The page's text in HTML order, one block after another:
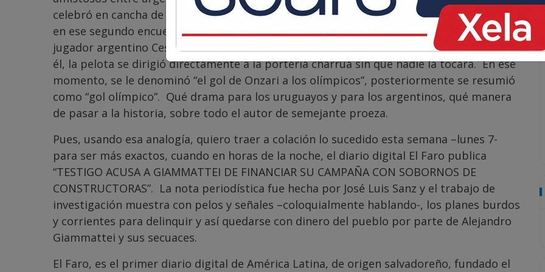
celebró en cancha de los charrúas, el siguiente en Buenos Aires, Argentina. Resulta que
en ese segundo encuentro -2 de octubre 1924- casi al minuto 15 de iniciado el juego, el
jugador argentino Cesáreo Onzari, cobró un tiro de esquina –córner- y para fortuna de
él, la pelota se dirigió directamente a la portería charrúa sin que nadie la tocara. En ese
momento, se le denominó “el gol de Onzari a los olímpicos”, posteriormente se resumió
como “gol olímpico”. Qué drama para los uruguayos y para los argentinos, qué manera
de pasar a la historia, sobre todo el autor de semejante proeza.
Pues, usando esa analogía, quiero traer a colación lo sucedido esta semana –lunes 7-
para ser más exactos, cuando en horas de la noche, el diario digital El Faro publica
“TESTIGO ACUSA A GIAMMATTEI DE FINANCIAR SU CAMPAÑA CON SOBORNOS DE
CONSTRUCTORAS”. La nota periodística fue hecha por José Luis Sanz y el trabajo de
investigación muestra con pelos y señales –coloquialmente hablando-, los planes burdos
y corrientes para delinquir y así quedarse con dinero del pueblo por parte de Alejandro
Giammattei y sus secuaces.
El Faro, es el primer diario digital de América Latina, de origen salvadoreño, fundado el